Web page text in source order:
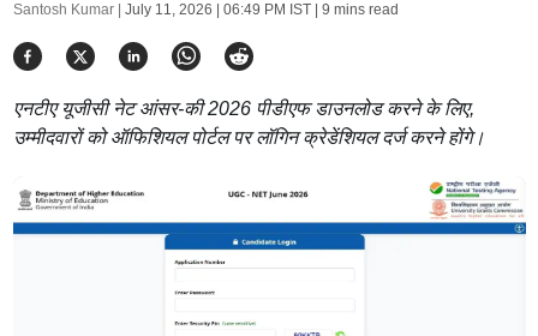
Santosh Kumar | July 11, 2026 | 06:49 PM IST| 9 mins read
एनटीए यूजीसी नेट आंसर-की 2026 पीडीएफ डाउनलोड करने के लिए,
उम्मीदवारों को ऑफिशियल पोर्टल पर लॉगिन क्रेडेंशियल दर्ज करने होंगे।